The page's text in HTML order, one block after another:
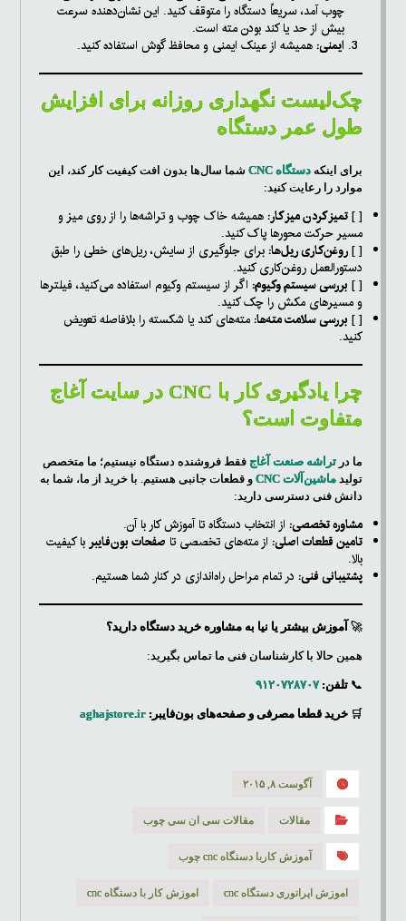
چوب آمد، سریعاً دستگاه را متوقف کنید. این نشان‌دهنده سرعت
بیش از حد یا کند بودن مته است.
ایمنی:همیشه از عینک ایمنی و محافظ گوش استفاده کنید.
چک‌لیست نگهداری روزانه برای افزایش
طول عمر دستگاه
برای اینکهدستگاه CNC
شما سال‌ها بدون افت کیفیت کار کند، این
موارد را رعایت کنید:
[ ]تمیز کردن میز کار:همیشه خاک چوب و تراشه‌ها را از روی میز و
مسیر حرکت محورها پاک کنید.
[ ]روغن‌کاری ریل‌ها:برای جلوگیری از سایش، ریل‌های خطی را طبق
دستورالعمل روغن‌کاری کنید.
[ ] بررسی سیستم وکیوم: اگر از سیستم وکیوم استفاده می‌کنید، فیلترها
و مسیرهای مکش را چک کنید.
[ ] بررسی سلامت مته‌ها:مته‌های کند یا شکسته را بلافاصله تعویض
کنید.
چرا یادگیری کار با CNC در سایت آغاج
متفاوت است؟
ما درتراشه صنعت آغاج فقط فروشنده دستگاه نیستیم؛ ما متخصص
تولیدماشین‌آلات CNC
و قطعات جانبی هستیم. با خرید از ما، شما به
دانش فنی دسترسی دارید:
مشاوره تخصصی: از انتخاب دستگاه تا آموزش کار با آن.
تامین قطعات اصلی: از مته‌های تخصصی تا صفحات بون‌فایبر با کیفیت
بالا.
پشتیبانی فنی: در تمام مراحل راه‌اندازی در کنار شما هستیم.
🚀 آموزش بیشتر یا نیا به مشاوره خرید دستگاه دارید؟
همین حالا با کارشناسان فنی ما تماس بگیرید:
📞تلفن: ۹۱۲۰۷۲۸۷۰۷
🛒خرید قطعا مصرفی و صفحه‌های بون‌فایبر: aghajstore.ir
آگوست ۸, ۲۰۱۵
مقالات مقالات سی ان سی چوب
آموزش کاربا دستگاه cnc چوب
اموزش اپراتوری دستگاه cnc اموزش کار با دستگاه cnc